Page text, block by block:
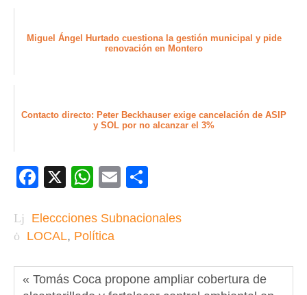
Miguel Ángel Hurtado cuestiona la gestión municipal y pide
renovación en Montero
Contacto directo: Peter Beckhauser exige cancelación de ASIP
y SOL por no alcanzar el 3%
Facebook
X WhatsApp
Email
Eleccciones Subnacionales
LOCAL, Política
« Tomás Coca propone ampliar cobertura de